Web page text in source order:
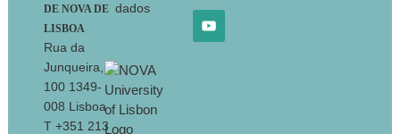
DE NOVA DE
LISBOA
Rua da
Junqueira,
100 1349-
008 Lisboa
T +351 213
dados